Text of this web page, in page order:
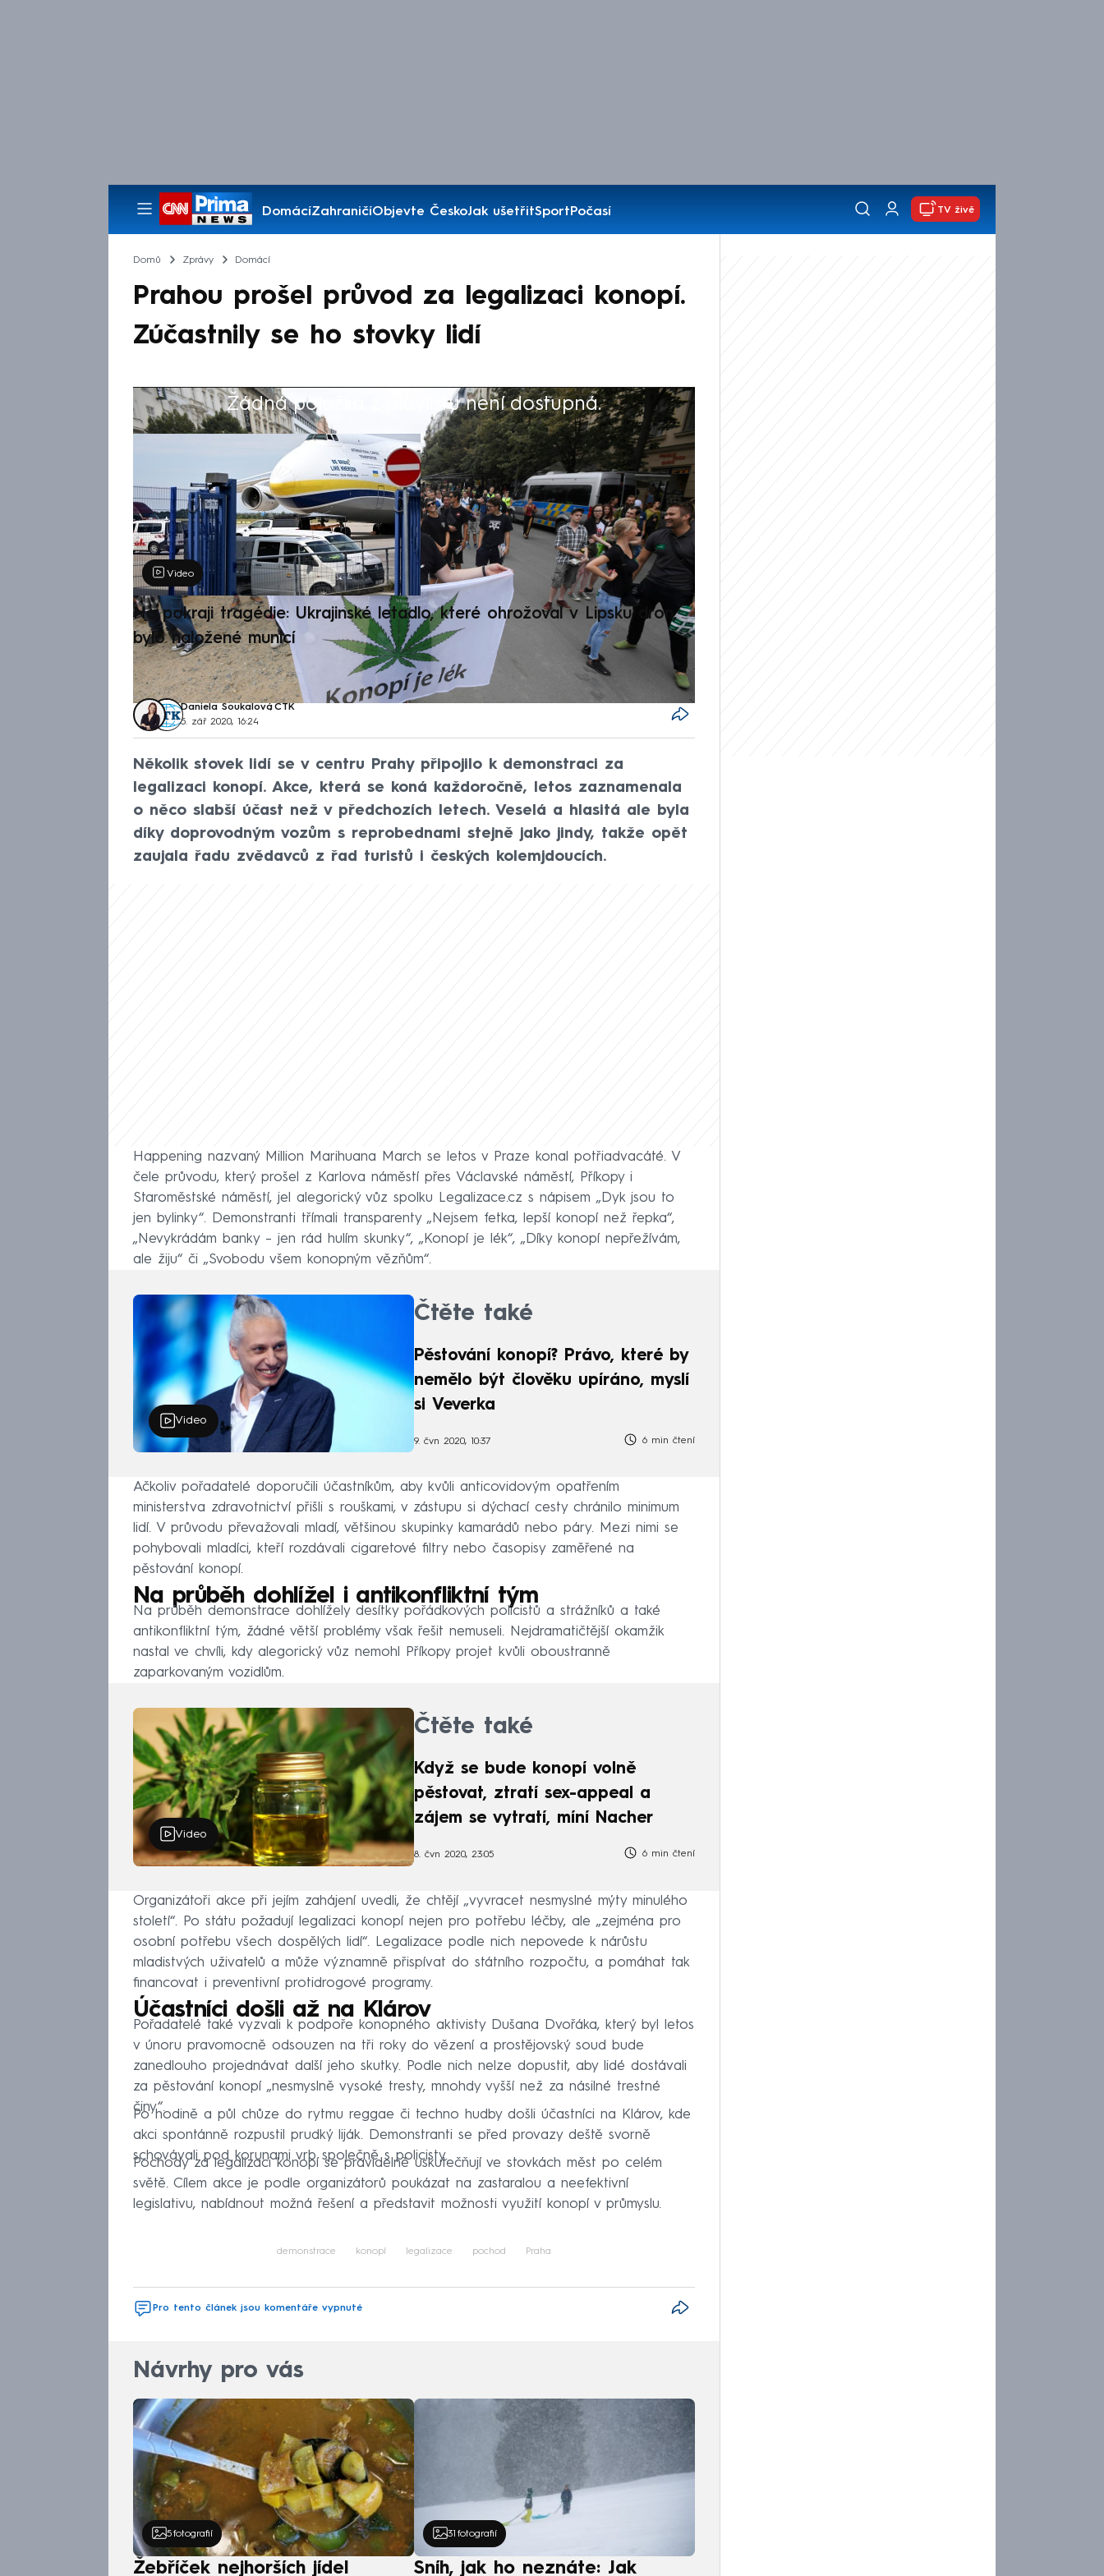
DomácíZahraničíObjevte ČeskoJak ušetřitSportPočasí
Pořady
TV živě
Domů Zprávy Domácí
Prahou prošel průvod za legalizaci konopí.
Zúčastnily se ho stovky lidí
Žádná položka z playlistu není dostupná.
Výběr redakce
Video
Na pokraji tragédie: Ukrajinské letadlo, které ohrožoval v Lipsku dron,
bylo naložené municí
Daniela Soukalová, ČTK
5. zář 2020, 16:24
Několik stovek lidí se v centru Prahy připojilo k demonstraci za
legalizaci konopí. Akce, která se koná každoročně, letos zaznamenala
o něco slabší účast než v předchozích letech. Veselá a hlasitá ale byla
díky doprovodným vozům s reprobednami stejně jako jindy, takže opět
zaujala řadu zvědavců z řad turistů i českých kolemjdoucích.
Happening nazvaný Million Marihuana March se letos v Praze konal potřiadvacáté. V
čele průvodu, který prošel z Karlova náměstí přes Václavské náměstí, Příkopy i
Staroměstské náměstí, jel alegorický vůz spolku Legalizace.cz s nápisem „Dyk jsou to
jen bylinky“. Demonstranti třímali transparenty „Nejsem fetka, lepší konopí než řepka“,
„Nevykrádám banky – jen rád hulím skunky“, „Konopí je lék“, „Díky konopí nepřežívám,
ale žiju“ či „Svobodu všem konopným vězňům“.
Video
Čtěte také
Pěstování konopí? Právo, které by
nemělo být člověku upíráno, myslí
si Veverka
9. čvn 2020, 10:37 6 min čtení
Ačkoliv pořadatelé doporučili účastníkům, aby kvůli anticovidovým opatřením
ministerstva zdravotnictví přišli s rouškami, v zástupu si dýchací cesty chránilo minimum
lidí. V průvodu převažovali mladí, většinou skupinky kamarádů nebo páry. Mezi nimi se
pohybovali mladíci, kteří rozdávali cigaretové filtry nebo časopisy zaměřené na
pěstování konopí.
Na průběh dohlížel i antikonfliktní tým
Na průběh demonstrace dohlížely desítky pořádkových policistů a strážníků a také
antikonfliktní tým, žádné větší problémy však řešit nemuseli. Nejdramatičtější okamžik
nastal ve chvíli, kdy alegorický vůz nemohl Příkopy projet kvůli oboustranně
zaparkovaným vozidlům.
Video
Čtěte také
Když se bude konopí volně
pěstovat, ztratí sex-appeal a
zájem se vytratí, míní Nacher
8. čvn 2020, 23:05 6 min čtení
Organizátoři akce při jejím zahájení uvedli, že chtějí „vyvracet nesmyslné mýty minulého
století“. Po státu požadují legalizaci konopí nejen pro potřebu léčby, ale „zejména pro
osobní potřebu všech dospělých lidí“. Legalizace podle nich nepovede k nárůstu
mladistvých uživatelů a může významně přispívat do státního rozpočtu, a pomáhat tak
financovat i preventivní protidrogové programy.
Účastníci došli až na Klárov
Pořadatelé také vyzvali k podpoře konopného aktivisty Dušana Dvořáka, který byl letos
v únoru pravomocně odsouzen na tři roky do vězení a prostějovský soud bude
zanedlouho projednávat další jeho skutky. Podle nich nelze dopustit, aby lidé dostávali
za pěstování konopí „nesmyslně vysoké tresty, mnohdy vyšší než za násilné trestné
činy“.
Po hodině a půl chůze do rytmu reggae či techno hudby došli účastníci na Klárov, kde
akci spontánně rozpustil prudký liják. Demonstranti se před provazy deště svorně
schovávali pod korunami vrb společně s policisty.
Pochody za legalizaci konopí se pravidelně uskutečňují ve stovkách měst po celém
světě. Cílem akce je podle organizátorů poukázat na zastaralou a neefektivní
legislativu, nabídnout možná řešení a představit možnosti využití konopí v průmyslu.
demonstrace konopí legalizace pochod Praha
Pro tento článek jsou komentáře vypnuté
Návrhy pro vás
5 fotografií
Žebříček nejhorších jídel
31 fotografií
Sníh, jak ho neznáte: Jak